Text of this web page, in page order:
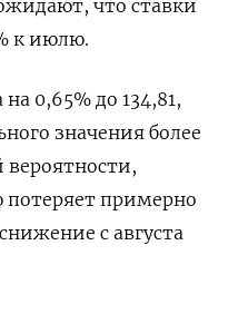
что ставки
к июлю.
0,65%​ до 134,81,
значения более
вероятности,
потеряет примерно
с августа